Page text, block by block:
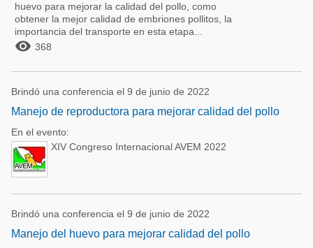
huevo para mejorar la calidad del pollo, como
obtener la mejor calidad de embriones pollitos, la
importancia del transporte en esta etapa...
 368
Brindó una conferencia el 9 de junio de 2022
Manejo de reproductora para mejorar calidad del pollo
En el evento:
XIV Congreso Internacional AVEM 2022
Brindó una conferencia el 9 de junio de 2022
Manejo del huevo para mejorar calidad del pollo